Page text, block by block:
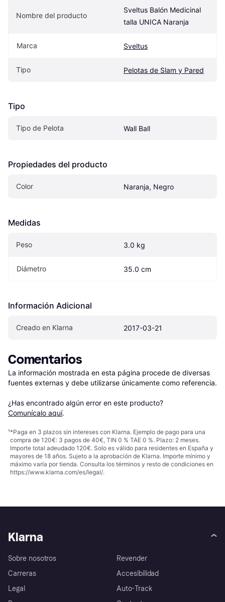
Nombre del producto
Sveltus Balón Medicinal
talla UNICA Naranja
Marca Sveltus
Tipo Pelotas de Slam y Pared
Tipo
Tipo de Pelota Wall Ball
Propiedades del producto
Color Naranja, Negro
Medidas
Peso 3.0 kg
Diámetro 35.0 cm
Información Adicional
Creado en Klarna 2017-03-21
Comentarios
La información mostrada en esta página procede de diversas
fuentes externas y debe utilizarse únicamente como referencia.
¿Has encontrado algún error en este producto?
Comunícalo aquí.
¹*Paga en 3 plazos sin intereses con Klarna. Ejemplo de pago para una
compra de 120€: 3 pagos de 40€, TIN 0 % TAE 0 %. Plazo: 2 meses.
Importe total adeudado 120€. Solo es válido para residentes en España y
mayores de 18 años. Sujeto a la aprobación de Klarna. Importe mínimo y
máximo varía por tienda. Consulta los términos y resto de condiciones en
https://www.klarna.com/es/legal/.
Klarna
Sobre nosotros
Carreras
Legal
Revender
Accesibilidad
Auto-Track